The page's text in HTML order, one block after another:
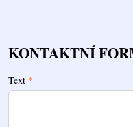
KONTAKTNÍ
Text *